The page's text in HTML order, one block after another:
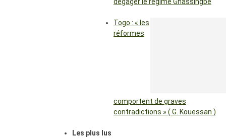
dégager le régime Gnassingbé
Togo : « les
réformes
comportent de graves
contradictions » ( G. Kouessan )
Les plus lus